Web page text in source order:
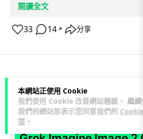
本網站正使用 Cookie
我們使用 Cookie 改善網站體驗。 繼
我們的網站即表示您同意我們的
策 。
閱讀全文
33 14 ↗ 分享
Lawton 2 日